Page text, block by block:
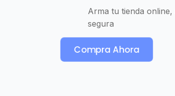
Arma tu tienda
segura
Compra Ahora